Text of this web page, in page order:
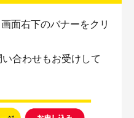
面右下のバナーをクリ
合わせもお受けして